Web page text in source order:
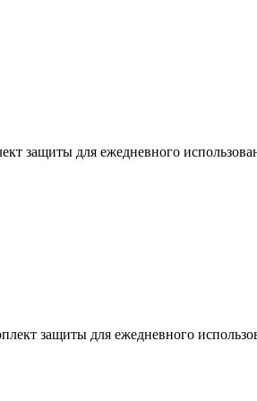
защиты для ежедневного
защиты для ежедневного